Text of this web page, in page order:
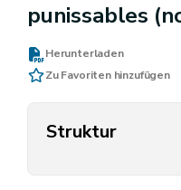
punissables
Herunterladen
Zu Favoriten hinzufügen
Struktur